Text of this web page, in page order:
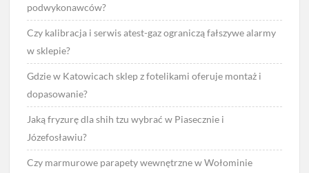
podwykonawców?
Czy kalibracja i serwis atest-gaz ograniczą fałszywe alarmy
w sklepie?
Gdzie w Katowicach sklep z fotelikami oferuje montaż i
dopasowanie?
Jaką fryzurę dla shih tzu wybrać w Piasecznie i
Józefosławiu?
Czy marmurowe parapety wewnętrzne w Wołominie